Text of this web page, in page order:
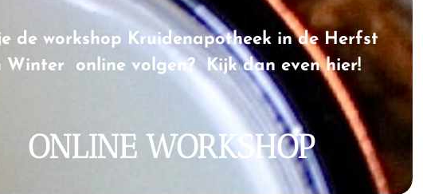
de workshop Kruidenapotheek in de Herfst
Winter online volgen? Kijk dan even hier!
ONLINE WORKSHOP